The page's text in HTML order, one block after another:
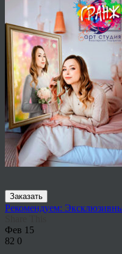
Заказать
Рекомендуем:
Фев 15
82 0